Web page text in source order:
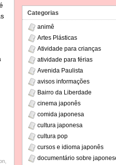
Categorias
animê
Artes Plásticas
Atividade para crianças
atividade para férias
Avenida Paulista
avisos informações
Bairro da Liberdade
cinema japonês
comida japonesa
cultura japonesa
cultura pop
cursos e idioma japonês
documentário sobre